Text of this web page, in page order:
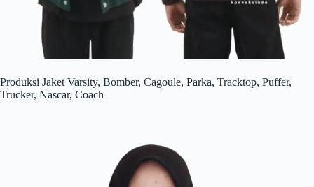
Produksi Jaket Varsity, Bomber, Cagoule, Parka, Tracktop, Puffer,
Trucker, Nascar, Coach